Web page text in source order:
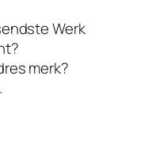
Werk
merk?